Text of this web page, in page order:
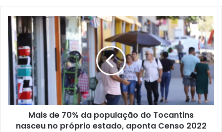
b
s
i
t
e
Mais de 70% da população do Tocantins
nasceu no próprio estado, aponta Censo 2022